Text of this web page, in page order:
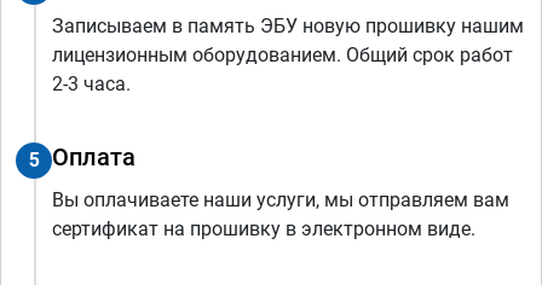
Записываем в память ЭБУ новую прошивку нашим
лицензионным оборудованием. Общий срок работ
2-3 часа.
5 Оплата
Вы оплачиваете наши услуги, мы отправляем вам
сертификат на прошивку в электронном виде.